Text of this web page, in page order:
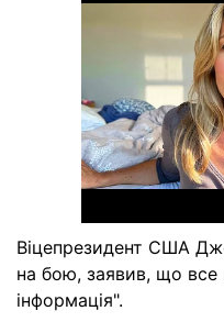
Віцепрезидент США
на бою, заявив, що
інформація".